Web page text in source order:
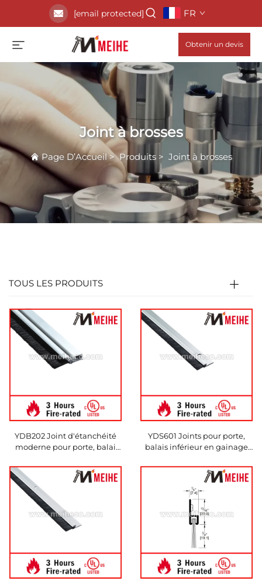
[email protected] FR
Obtenir un devis
Joint à brosses
Page D’Accueil>Produits> Joint à brosses
TOUS LES PRODUITS
YDB202 Joint d'étanchéité
moderne pour porte, balai
YDS601 Joints pour porte,
balais inférieur en gainage
nylon